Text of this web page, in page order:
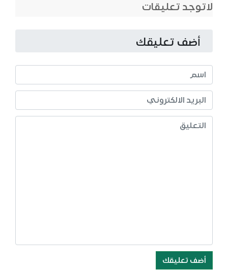
لاتوجد تعليقات
أضف تعليقك
أضف تعليقك